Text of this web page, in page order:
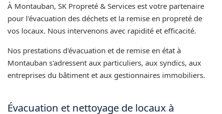
À Montauban, SK Propreté & Services est votre partenaire
pour l'évacuation des déchets et la remise en propreté de
vos locaux. Nous intervenons avec rapidité et efficacité.
Nos prestations d'évacuation et de remise en état à
Montauban s'adressent aux particuliers, aux syndics, aux
entreprises du bâtiment et aux gestionnaires immobiliers.
Évacuation et nettoyage de locaux à